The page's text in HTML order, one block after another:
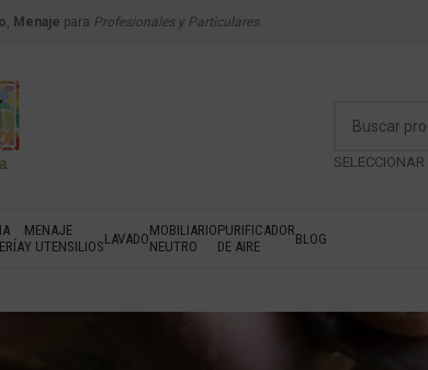
, Menaje para Profesionales y Particulares
MENAJE
Y UTENSILIOSLAVADOMOBILIARIO
NEUTRO
PURIFICADOR
DE AIRE
BLOG